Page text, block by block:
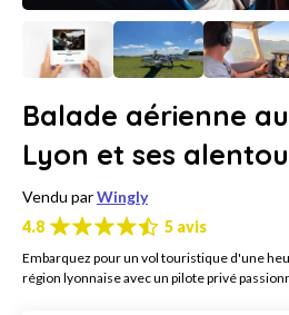
Balade aérienne
Lyon et ses
Vendu parWingly
4.8
5 avis
Embarquez pour un vol touristique d'une
région lyonnaise avec un pilote privé